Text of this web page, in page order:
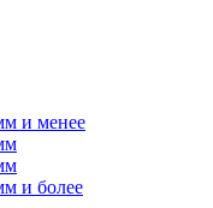
и менее
и более